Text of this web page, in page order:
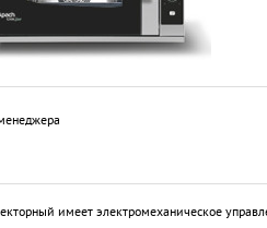
имеет электромеханическое